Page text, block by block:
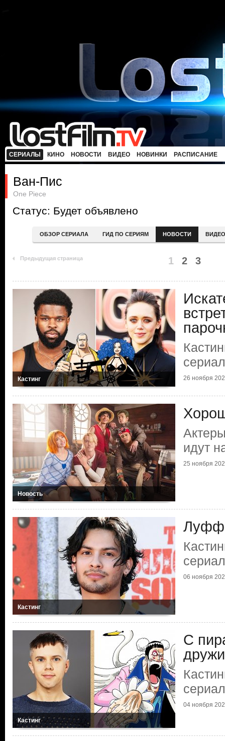
СЕРИАЛЫ КИНО НОВОСТИ ВИДЕО НОВИНКИ РАСПИСАНИЕ
Ван-Пис
One Piece
Статус: Будет объявлено
ОБЗОР СЕРИАЛА ГИД ПО СЕРИЯМ НОВОСТИ ВИДЕО
Предыдущая страница 1 2 3
Кастинг 26 ноября
Новость
идут
25 ноября
Кастинг
06 ноября
Кастинг
С
04 ноября